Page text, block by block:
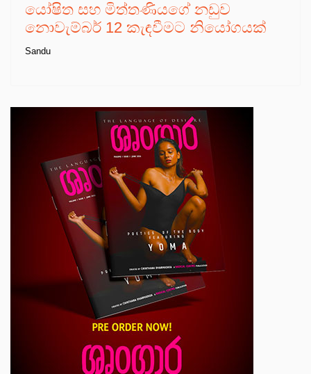
යෝෂිත සහ මිත්තණියගේ නඩුව
නොවැම්බර් 12 කැඳවීමට නියෝගයක්
Sandu